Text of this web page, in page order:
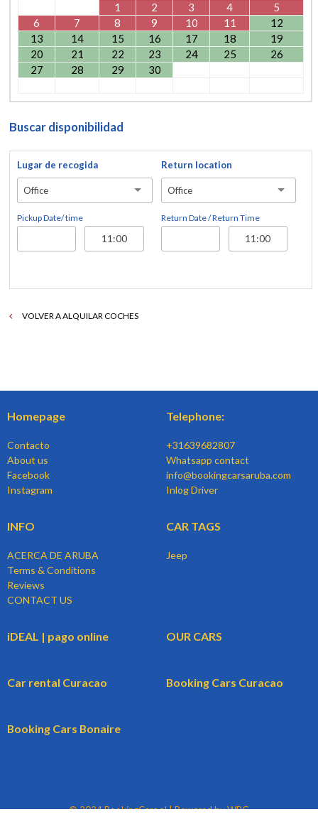
1
2 3 4
5
6
7 8 9 10 11
12
13
14 15 16 17 18
19
20
21 22 23 24 25
26
27
28 29 30
Buscar disponibilidad
Lugar de recogida
Office
Pickup Date/ time
Return location
Office
Return Date / Return Time
VOLVER A ALQUILAR COCHES
Homepage
Contacto
About us
Facebook
Instagram
Telephone:
+31639682807
Whatsapp contact
info@bookingcarsaruba.com
Inlog Driver
INFO
ACERCA DE ARUBA
Terms & Conditions
Reviews
CONTACT US
CAR TAGS
Jeep
iDEAL | pago online OUR CARS
Car rental Curacao Booking Cars Curacao
Booking Cars Bonaire
© 2024 BookingCars.nl | Powered by WBG